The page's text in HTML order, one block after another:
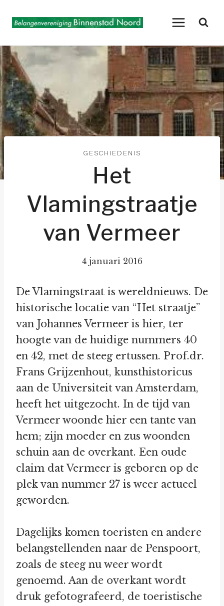
naar
GESCHIEDENIS
Het
Vlamingstraatje
van Vermeer
4 januari 2016
De Vlamingstraat is wereldnieuws. De
historische locatie van “Het straatje”
van Johannes Vermeer is hier, ter
hoogte van de huidige nummers 40
en 42, met de steeg ertussen. Prof.dr.
Frans Grijzenhout, kunsthistoricus
aan de Universiteit van Amsterdam,
heeft het uitgezocht. In de tijd van
Vermeer woonde hier een tante van
hem; zijn moeder en zus woonden
schuin aan de overkant. Een oude
claim dat Vermeer is geboren op de
plek van nummer 27 is weer actueel
geworden.
Dagelijks komen toeristen en andere
belangstellenden naar de Penspoort,
zoals de steeg nu weer wordt
genoemd. Aan de overkant wordt
druk gefotografeerd, de toeristische